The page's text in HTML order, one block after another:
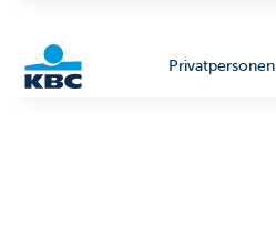
Privatpersonen